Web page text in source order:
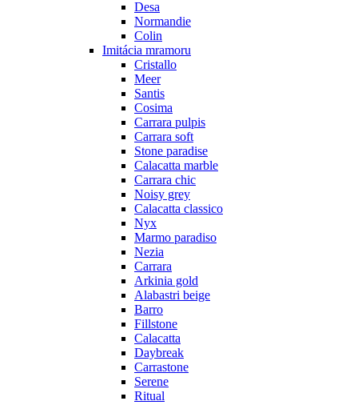
Desa
Normandie
Colin
Imitácia mramoru
Cristallo
Meer
Santis
Cosima
Carrara pulpis
Carrara soft
Stone paradise
Calacatta marble
Carrara chic
Noisy grey
Calacatta classico
Nyx
Marmo paradiso
Nezia
Carrara
Arkinia gold
Alabastri beige
Barro
Fillstone
Calacatta
Daybreak
Carrastone
Serene
Ritual